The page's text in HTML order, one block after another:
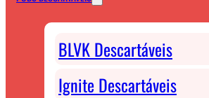
BLVK Descartáveis
Ignite Descartáveis